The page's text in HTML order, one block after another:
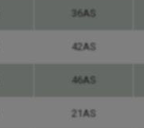
36AS
42AS
46AS
21AS